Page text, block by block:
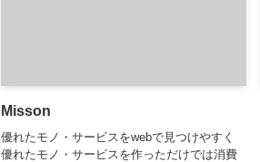
Misson
優れたモノ・サービスをwebで見つけやすく
優れたモノ・サービスを作っただけでは消費